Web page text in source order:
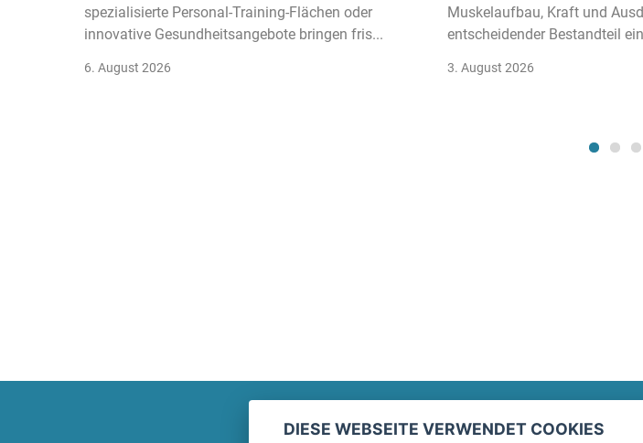
spezialisierte Personal-Training-Flächen oder
innovative Gesundheitsangebote bringen fris...
6. August 2026
Muskelaufbau, Kraft und
entscheidender Bestandteil
3. August 2026
DIESE WEBSEITE VERWENDET COOKIES